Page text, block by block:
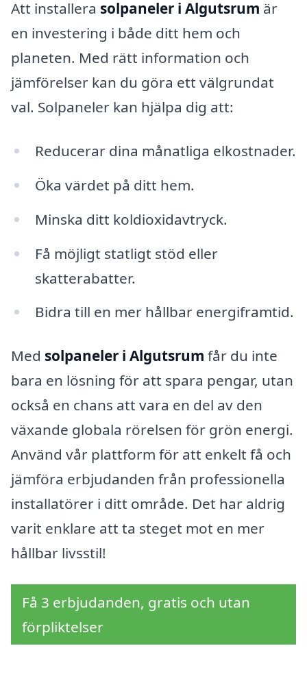
Att installera solpaneler i Algutsrum är
en investering i både ditt hem och
planeten. Med rätt information och
jämförelser kan du göra ett välgrundat
val. Solpaneler kan hjälpa dig att:
Reducerar dina månatliga elkostnader.
Öka värdet på ditt hem.
Minska ditt koldioxidavtryck.
Få möjligt statligt stöd eller
skatterabatter.
Bidra till en mer hållbar energiframtid.
Med solpaneler i Algutsrum får du inte
bara en lösning för att spara pengar, utan
också en chans att vara en del av den
växande globala rörelsen för grön energi.
Använd vår plattform för att enkelt få och
jämföra erbjudanden från professionella
installatörer i ditt område. Det har aldrig
varit enklare att ta steget mot en mer
hållbar livsstil!
Få 3 erbjudanden, gratis och utan
förpliktelser